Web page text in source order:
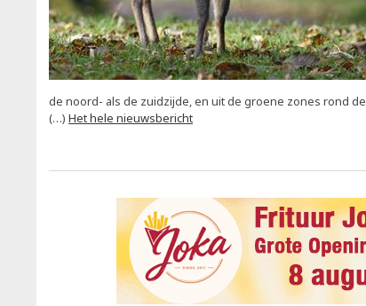
de noord- als de zuidzijde, en uit de groene zones rond de
(…) Het hele nieuwsbericht